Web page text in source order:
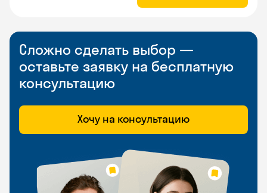
Сложно сделать выбор —
оставьте заявку на бесплатную
консультацию
Хочу на консультацию